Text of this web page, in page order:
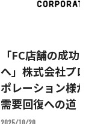
「FC店舗の成功
へ」株式会社プ
ポレーション様
需要回復への道